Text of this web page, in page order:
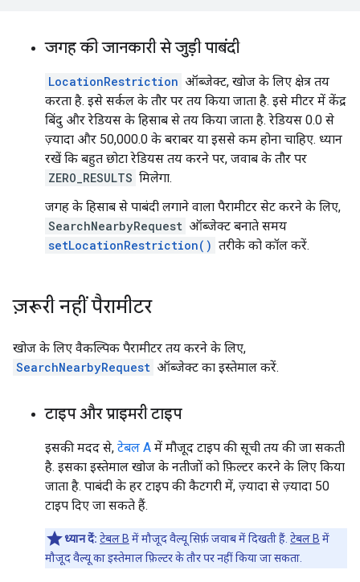
जगह की जानकारी से जुड़ी पाबंदी
LocationRestriction ऑब्जेक्ट, खोज के लिए क्षेत्र तय
करता है. इसे सर्कल के तौर पर तय किया जाता है. इसे मीटर में केंद्र
बिंदु और रेडियस के हिसाब से तय किया जाता है. रेडियस 0.0 से
ज़्यादा और 50,000.0 के बराबर या इससे कम होना चाहिए. ध्यान
रखें कि बहुत छोटा रेडियस तय करने पर, जवाब के तौर पर
ZERO_RESULTS मिलेगा.
जगह के हिसाब से पाबंदी लगाने वाला पैरामीटर सेट करने के लिए,
SearchNearbyRequest ऑब्जेक्ट बनाते समय
setLocationRestriction() तरीके को कॉल करें.
ज़रूरी नहीं पैरामीटर
खोज के लिए वैकल्पिक पैरामीटर तय करने के लिए,
SearchNearbyRequest ऑब्जेक्ट का इस्तेमाल करें.
टाइप और प्राइमरी टाइप
इसकी मदद से, टेबल A में मौजूद टाइप की सूची तय की जा सकती
है. इसका इस्तेमाल खोज के नतीजों को फ़िल्टर करने के लिए किया
जाता है. पाबंदी के हर टाइप की कैटगरी में, ज़्यादा से ज़्यादा 50
टाइप दिए जा सकते हैं.
ध्यान दें: टेबल B में मौजूद वैल्यू सिर्फ़ जवाब में दिखती हैं. टेबल B में
मौजूद वैल्यू का इस्तेमाल फ़िल्टर के तौर पर नहीं किया जा सकता.